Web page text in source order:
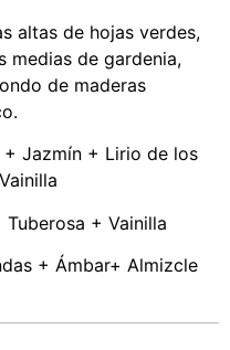
altas de hojas verdes,
medias de gardenia,
de maderas
+ Jazmín + Lirio de los
+ Vainilla
+ Ámbar+ Almizcle